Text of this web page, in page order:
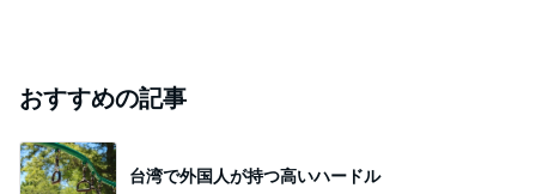
おすすめの記事
台湾で外国人が持つ高いハードル